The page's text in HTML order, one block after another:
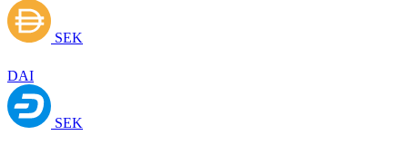
SEK
DAI
SEK